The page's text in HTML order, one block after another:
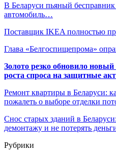
В Беларуси пьяный
автомобиль…
Поставщик IKEA полностью
Глава «Белгоспищепрома»
Золото резко обновило
роста спроса на защитные
Ремонт квартиры в Беларуси:
пожалеть о выборе отделки
Снос старых зданий в
демонтажу и не потерять
Рубрики